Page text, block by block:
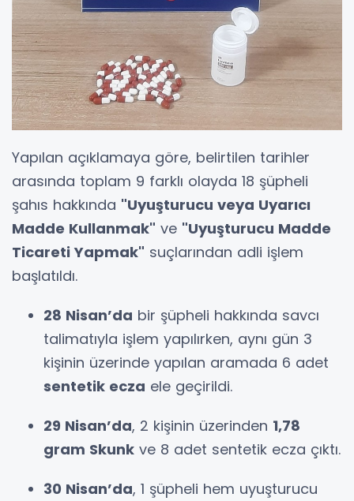
Yapılan açıklamaya göre, belirtilen tarihler
arasında toplam 9 farklı olayda 18 şüpheli
şahıs hakkında "Uyuşturucu veya Uyarıcı
Madde Kullanmak" ve "Uyuşturucu Madde
Ticareti Yapmak" suçlarından adli işlem
başlatıldı.
28 Nisan’da bir şüpheli hakkında savcı
talimatıyla işlem yapılırken, aynı gün 3
kişinin üzerinde yapılan aramada 6 adet
sentetik ecza ele geçirildi.
29 Nisan’da, 2 kişinin üzerinden 1,78
gram Skunk ve 8 adet sentetik ecza çıktı.
30 Nisan’da, 1 şüpheli hem uyuşturucu